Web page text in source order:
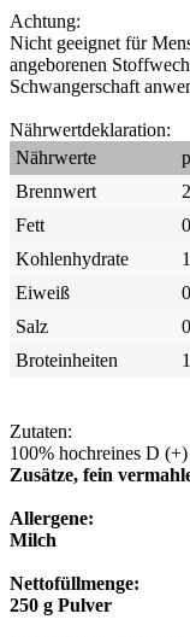
Achtung:
Nicht geeignet für
angeborenen
Schwangerschaft
Nährwertdeklaration:
Nährwerte
Brennwert
Fett
Kohlenhydrate
Eiweiß
Salz
Broteinheiten
Zutaten:
100% hochreines D
Zusätze, fein
Allergene:
Milch
Nettofüllmenge:
250 g Pulver